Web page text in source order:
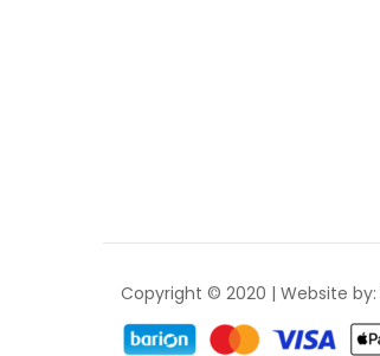
Copyright © 2020 | Website by: